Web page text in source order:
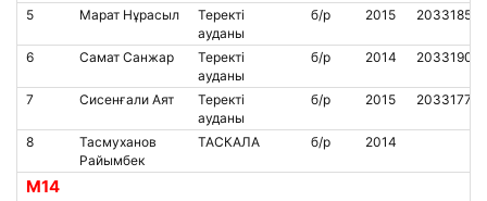
5 Марат Нұрасыл
Теректі
ауданы
б/р 2015 2033185
6 Самат Санжар
Теректі
ауданы
б/р 2014 2033190
7 Сисенғали Аят
Теректі
ауданы
б/р 2015 2033177
8
Тасмуханов
Райымбек
ТАСКАЛА б/р 2014
М14